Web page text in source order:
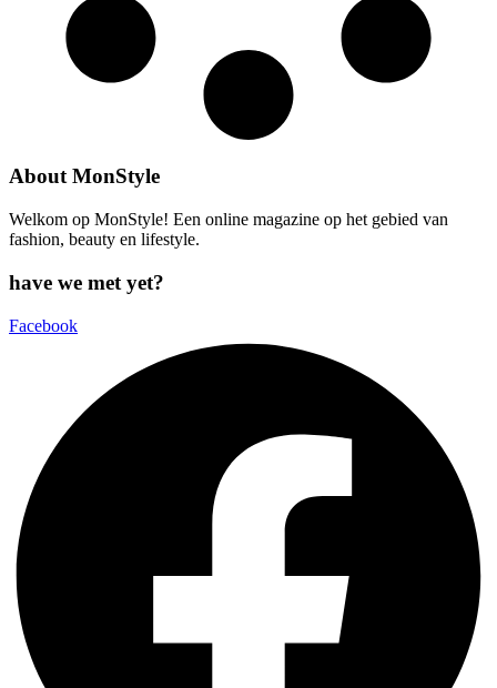
About MonStyle
Welkom op MonStyle! Een online magazine op het gebied van
fashion, beauty en lifestyle.
have we met yet?
Facebook